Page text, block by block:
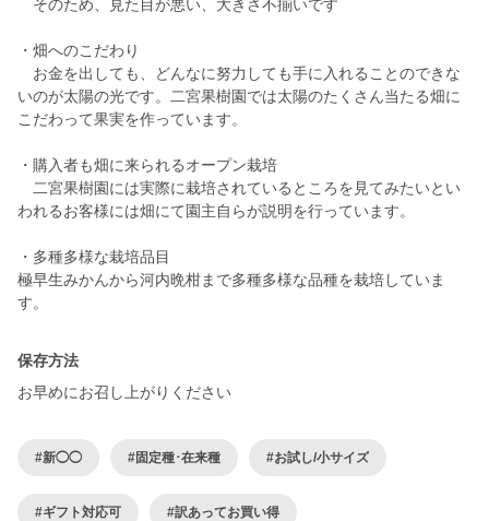
そのため、見た目が悪い、大きさ不揃いです
・畑へのこだわり
お金を出しても、どんなに努力しても手に入れることのできな
いのが太陽の光です。二宮果樹園では太陽のたくさん当たる畑に
こだわって果実を作っています。
・購入者も畑に来られるオープン栽培
二宮果樹園には実際に栽培されているところを見てみたいとい
われるお客様には畑にて園主自らが説明を行っています。
・多種多様な栽培品目
極早生みかんから河内晩柑まで多種多様な品種を栽培していま
保存方法
お早めにお召し上がりください
#新◯◯ #固定種･在来種 #お試し/小サイズ
#ギフト対応可 #訳あってお買い得